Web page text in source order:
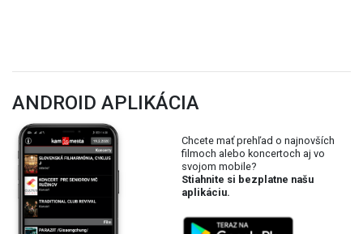
ANDROID APLIKÁCIA
Chcete mať prehľad o najnovších
filmoch alebo koncertoch aj vo
svojom mobile?
Stiahnite si bezplatne našu
aplikáciu.